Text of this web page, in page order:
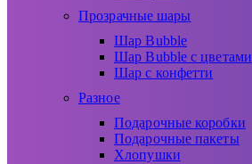
Прозрачные шары
Шар Bubble
Шар Bubble с цветами
Шар с конфетти
Разное
Подарочные коробки
Подарочные пакеты
Хлопушки